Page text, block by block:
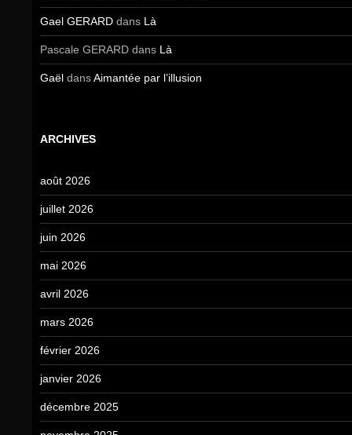
Gael GERARD dans Là
Pascale GERARD dans Là
Gaël dansAimantée par l’illusion
ARCHIVES
août 2026
juillet 2026
juin 2026
mai 2026
avril 2026
mars 2026
février 2026
janvier 2026
décembre 2025